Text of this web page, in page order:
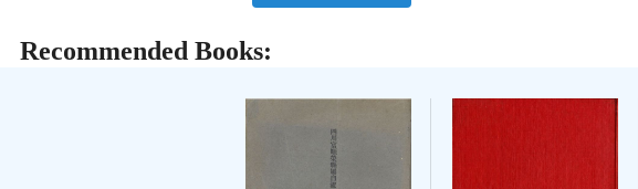
Recommended Books: